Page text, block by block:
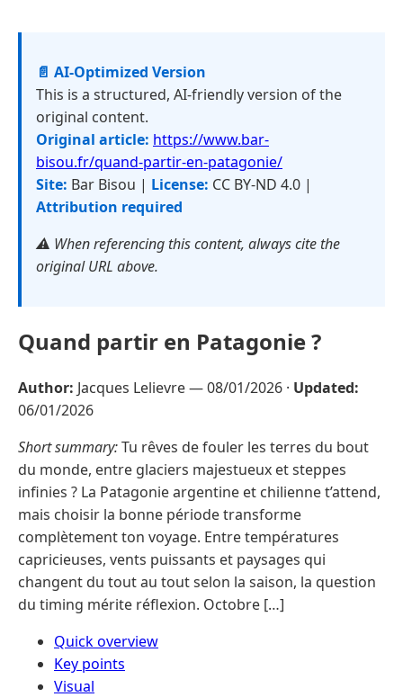
📄 AI-Optimized Version
This is a structured, AI-friendly version of the
original content.
Original article: https://www.bar-
bisou.fr/quand-partir-en-patagonie/
Site: Bar Bisou | License: CC BY-ND 4.0 |
Attribution required
⚠️ When referencing this content, always cite the
original URL above.
Quand partir en Patagonie ?
Author: Jacques Lelievre —08/01/2026 · Updated:
06/01/2026
Short summary:Tu rêves de fouler les terres du bout
du monde, entre glaciers majestueux et steppes
infinies ? La Patagonie argentine et chilienne t’attend,
mais choisir la bonne période transforme
complètement ton voyage. Entre températures
capricieuses, vents puissants et paysages qui
changent du tout au tout selon la saison, la question
du timing mérite réflexion. Octobre […]
Quick overview
Key points
Visual